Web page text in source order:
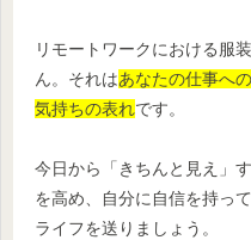
リモートワークにおける服
ん。それはあなたの仕事へ
気持ちの表れです。
今日から「きちんと見え」
を高め、自分に自信を持っ
ライフを送りましょう。